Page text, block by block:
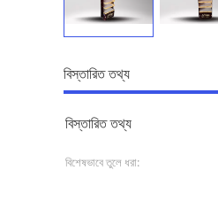
বিস্তারিত তথ্য
বিস্তারিত তথ্য
বিশেষভাবে তুলে ধরা: